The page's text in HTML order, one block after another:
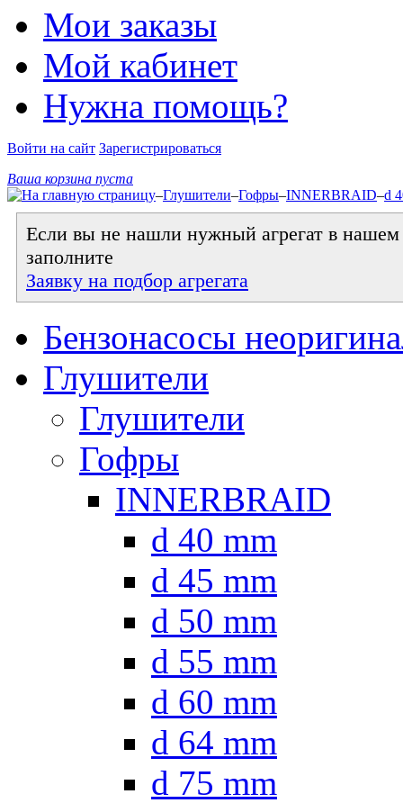
Мои заказы
Мой кабинет
Нужна помощь?
Войти на сайт Зарегистрироваться
Ваша корзина пуста
–Глушители–Гофры–INNERBRAID–d
Если вы не нашли нужный агрегат в нашем
заполните
Заявку на подбор агрегата
Бензонасосы
Глушители
Глушители
Гофры
INNERBRAID
d 40 mm
d 45 mm
d 50 mm
d 55 mm
d 60 mm
d 64 mm
d 75 mm